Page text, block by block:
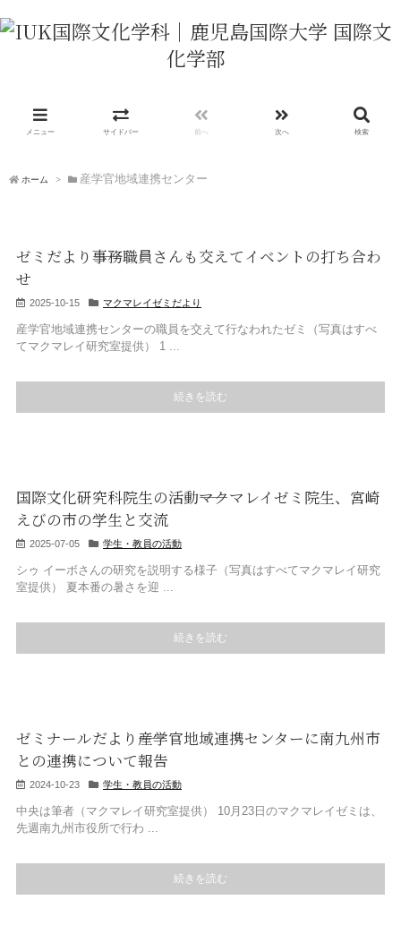
メニュー サイドバー 前へ 次へ 検索
ホーム > 産学官地域連携センター
ゼミだより――事務職員さんも交えてイベントの打ち合わ
せ
2025-10-15 マクマレイゼミだより
産学官地域連携センターの職員を交えて行なわれたゼミ（写真はすべ
てマクマレイ研究室提供） 1 ...
続きを読む
国際文化研究科院生の活動――マクマレイゼミ院生、宮崎
えびの市の学生と交流
2025-07-05 学生・教員の活動
シゥ イーボさんの研究を説明する様子（写真はすべてマクマレイ研究
室提供） 夏本番の暑さを迎 ...
続きを読む
ゼミナールだより――産学官地域連携センターに南九州市
との連携について報告
2024-10-23 学生・教員の活動
中央は筆者（マクマレイ研究室提供） 10月23日のマクマレイゼミは、
先週南九州市役所で行わ ...
続きを読む